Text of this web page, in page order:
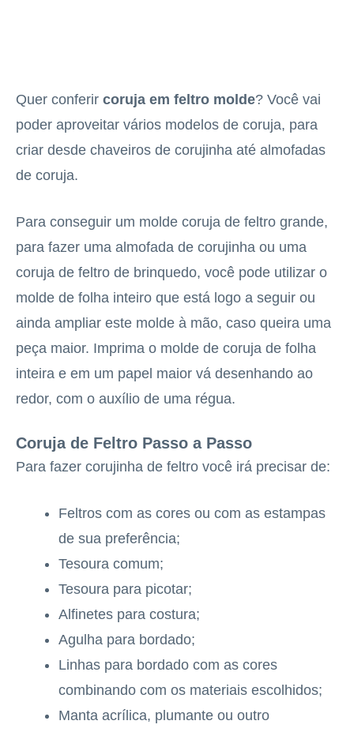
Quer conferir coruja em feltro molde? Você vai
poder aproveitar vários modelos de coruja, para
criar desde chaveiros de corujinha até almofadas
de coruja.
Para conseguir um molde coruja de feltro grande,
para fazer uma almofada de corujinha ou uma
coruja de feltro de brinquedo, você pode utilizar o
molde de folha inteiro que está logo a seguir ou
ainda ampliar este molde à mão, caso queira uma
peça maior. Imprima o molde de coruja de folha
inteira e em um papel maior vá desenhando ao
redor, com o auxílio de uma régua.
Coruja de Feltro Passo a Passo
Para fazer corujinha de feltro você irá precisar de:
Feltros com as cores ou com as estampas
de sua preferência;
Tesoura comum;
Tesoura para picotar;
Alfinetes para costura;
Agulha para bordado;
Linhas para bordado com as cores
combinando com os materiais escolhidos;
Manta acrílica, plumante ou outro